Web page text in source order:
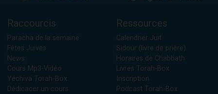
Raccourcis
Paracha de la semaine
Fêtes Juives
News
Cours Mp3-Vidéo
Yéchiva Torah-Box
Dédicacer un cours
Ressources
Calendrier Juif
Sidour (livre de prière)
Horaires de Chabbath
Livres Torah-Box
Inscription
Podcast Torah-Box